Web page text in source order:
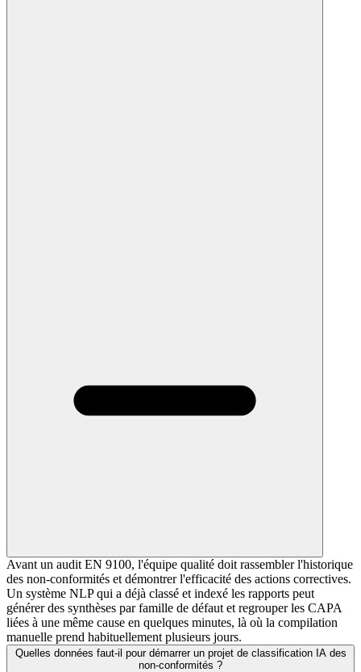
Avant un audit EN 9100, l'équipe qualité doit rassembler l'historique
des non-conformités et démontrer l'efficacité des actions correctives.
Un système NLP qui a déjà classé et indexé les rapports peut
générer des synthèses par famille de défaut et regrouper les CAPA
liées à une même cause en quelques minutes, là où la compilation
manuelle prend habituellement plusieurs jours.
Quelles données faut-il pour démarrer un projet de classification IA des
non-conformités ?